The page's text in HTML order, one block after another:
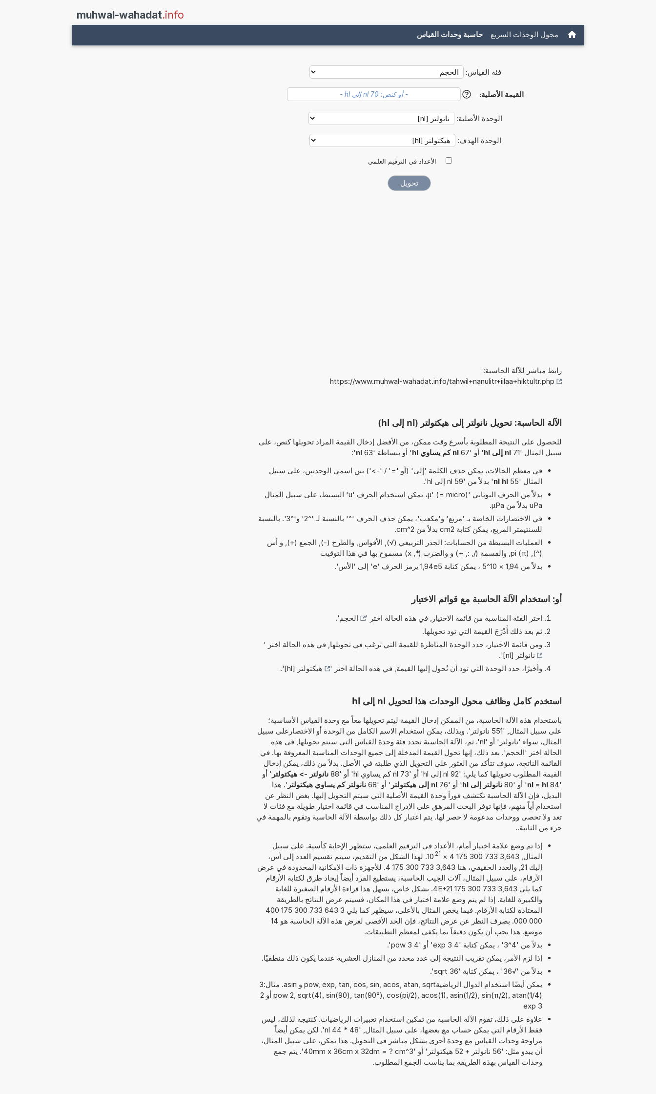
muhwal-wahadat.info
محول الوحدات السريع حاسبة وحدات القياس
فئة القياس:
القيمة الأصلية: ?
الوحدة الأصلية:
الوحدة الهدف:
الأعداد في الترقيم العلمي
رابط مباشر للآلة الحاسبة:
https://www.muhwal-wahadat.info/tahwil+nanulitr+iilaa+hiktultr.php
الآلة الحاسبة: تحويل نانولتر إلى هيكتولتر (nl إلى hl)
للحصول على النتيجة المطلوبة بأسرع وقت ممكن، من الأفضل إدخال القيمة المراد تحويلها كنص، على
سبيل المثال '71
nl إلى hl ' أو '67 nl كم يساوي hl ' أو ببساطة '63 nl
':
في معظم الحالات، يمكن حذف الكلمة 'إلى' (أو '=' / '->') بين اسمي الوحدتين، على سبيل
المثال '55
nl hl' بدلاً من '59 nl إلى hl'.
بدلاً من الحرف اليوناني 'µ' (= micro)، يمكن استخدام الحرف 'u' البسيط، على سبيل المثال
uPa بدلاً من µPa.
في الاختصارات الخاصة بـ 'مربع' و'مكعب'، يمكن حذف الحرف '^' بالنسبة لـ '^2' و'^3'. بالنسبة
للسنتيمتر المربع، يمكن كتابة cm2 بدلاً من cm^2.
العمليات البسيطة من الحسابات: الجذر التربيعي (√), الأقواس, والطرح (-), الجمع (+), و أس
(^), pi (π), والقسمة (/, :, ÷) و والضرب (*, x) مسموح بها في هذا التوقيت
بدلاً من 1,94 × 10^5 ، يمكن كتابة 1,94e5 يرمز الحرف 'e' إلى 'الأس'.
أو: استخدام الآلة الحاسبة مع قوائم الاختيار
اختر الفئة المناسبة من قائمة الاختيار, في هذه الحالة اختر ' الحجم'.
ثم بعد ذلك أَدْرَجَ القيمة التي تود تحويلها.
ومن قائمة الاختيار، حدد الوحدة المناظرة للقيمة التي ترغب في تحويلها, في هذه الحالة اختر '
نانولتر [nl]
'.
وأخيرًا، حدد الوحدة التي تود أن تُحول إليها القيمة, في هذه الحالة اختر '
هيكتولتر [hl] '.
استخدم كامل وظائف محول الوحدات هذا لتحويل nl إلى hl
باستخدام هذه الآلة الحاسبة، من الممكن إدخال القيمة ليتم تحويلها معاً مع وحدة القياس الأساسية؛
على سبيل المثال, '551 نانولتر'. وبذلك، يمكن استخدام الاسم الكامل من الوحدة أو الاختصارعلى سبيل
المثال، سواء 'نانولتر' أو 'nl'. ثم، الآلة الحاسبة تحدد فئة وحدة القياس التي سيتم تحويلها, في هذه
الحالة اختر 'الحجم'. بعد ذلك، إنها تحول القيمة المدخلة إلى جميع الوحدات المناسبة المعروفة بها. في
القائمة الناتجة، سوف تتأكد من العثور على التحويل الذي طلبته في الأصل. بدلاً من ذلك، يمكن إدخال
القيمة المطلوب تحويلها كما يلي: '92 nl إلى hl' أو '73 nl كم يساوي hl' أو '88
نانولتر -> هيكتولتر ' أو
'84
nl = hl' أو '80 نانولتر إلى hl ' أو '76 nl إلى هيكتولتر ' أو '68 نانولتر كم يساوي هيكتولتر '. هذا
البديل، فإن الآلة الحاسبة تكتشف فوراً وحدة القيمة الأصلية التي سيتم التحويل إليها. بغض النظر عن
استخدام أياً منهم، فإنها توفر البحث المرهق على الإدراج المناسب في قائمة اختيار طويلة مع فئات لا
تعد ولا تحصى ووحدات مدعومة لا حصر لها. يتم اعتبار كل ذلك بواسطة الآلة الحاسبة وتقوم بالمهمة في
جزء من الثانية..
إذا تم وضع علامة اختيار أمام، الأعداد في الترقيم العلمي، ستظهر الإجابة كأسية. على سبيل
المثال, 3,643 733 300 175 4
×
10 21
. لهذا الشكل من التقديم، سيتم تقسيم العدد إلى أس،
إليك 21, والعدد الحقيقي، هنا 3,643 733 300 175 4. للأجهزة ذات الإمكانية المحدودة في عرض
الأرقام، على سبيل المثال، آلات الجيب الحاسبة، يستطيع الفرد أيضاً إيجاد طرق لكتابة الأرقام
كما يلي 3,643 733 300 175 4E+21. بشكل خاص، يسهل هذا قراءة الأرقام الصغيرة للغاية
والكبيرة للغاية. إذا لم يتم وضع علامة اختيار في هذا المكان، فسيتم عرض النتائج بالطريقة
المعتادة لكتابة الأرقام. فيما يخص المثال بالأعلى، سيظهر كما يلي 3 643 733 300 175 400
000 000. بصرف النظر عن عرض النتائج، فإن الحد الأقصى لعرض هذه الآلة الحاسبة هو 14
موضع. هذا يجب أن يكون دقيقاً بما يكفي لمعظم التطبيقات.
بدلاً من '4^3' ، يمكن كتابة '4 exp 3' أو '4 pow 3'.
إذا لزم الأمر، يمكن تقريب النتيجة إلى عدد محدد من المنازل العشرية عندما يكون ذلك منطقيًا.
بدلاً من '√36' ، يمكن كتابة 'sqrt 36'.
يمكن أيضًا استخدام الدوال الرياضيةpow, exp, tan, cos, sin, acos, atan, sqrt و asin. مثال:3
pow 2, sqrt(4), sin(90), tan(90°), cos(pi/2), acos(1), asin(1/2), sin(π/2), atan(1/4) أو 2
exp 3
علاوة على ذلك، تقوم الآلة الحاسبة من تمكين استخدام تعبيرات الرياضيات. كنتيجة لذلك، ليس
فقط الأرقام التي يمكن حساب مع بعضها، على سبيل المثال, '48 * 44 nl'. لكن يمكن أيضاً
مزاوجة وحدات القياس مع وحدة أخرى بشكل مباشر في التحويل. هذا يمكن، على سبيل المثال،
أن يبدو مثل: '56 نانولتر + 52 هيكتولتر' أو '40mm x 36cm x 32dm = ? cm^3'. يتم جمع
وحدات القياس بهذه الطريقة بما يناسب الجمع المطلوب.